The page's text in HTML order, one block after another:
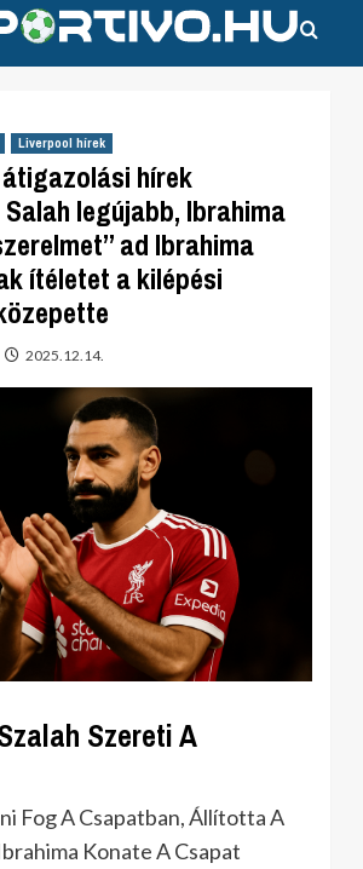
Liverpool hírek
hírek
legújabb, Ibrahima
ad Ibrahima
ítéletet a kilépési
2025.12.14.
Szereti A
Fog A Csapatban, Állította A
Konate A Csapat